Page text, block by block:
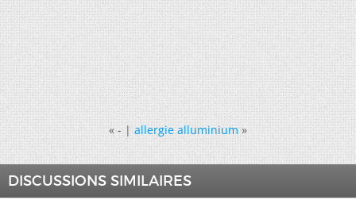
«- |allergie alluminium »
DISCUSSIONS SIMILAIRES